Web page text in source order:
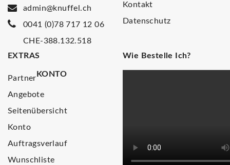
admin@knuffel.ch
0041 (0)78 717 12 06
CHE-388.132.518
Kontakt
Datenschutz
EXTRAS
Partner
Angebote
Seitenübersicht
KONTO
Konto
Auftragsverlauf
Wunschliste
Wie Bestelle Ich?